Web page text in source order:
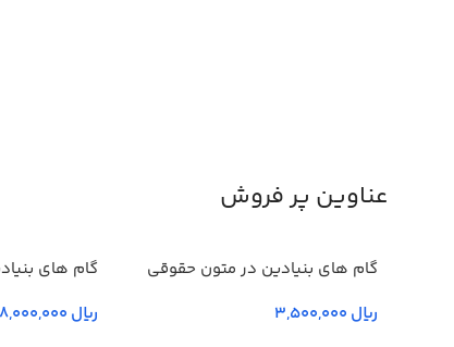
عناوین پر فروش
گام های بنیادین در متون حقوقي
ریال
گام های
ریال